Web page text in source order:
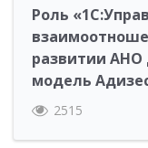
Роль
развитии
модель
2515